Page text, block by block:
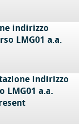
indirizzo
LMG01 a.a.
indirizzo
LMG01 a.a.